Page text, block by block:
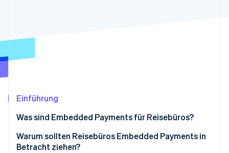
Stripe-Sessions 2026
Erfahren Sie, wie Stripe Lösungen für die
Einführung
Was sind Embedded Payments für Reisebüros?
Warum sollten Reisebüros Embedded Payments in
Betracht ziehen?